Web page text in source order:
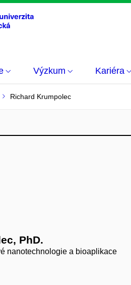
Výzkum Kariéra
Richard Krumpolec
PhD.
nanotechnologie a bioaplikace